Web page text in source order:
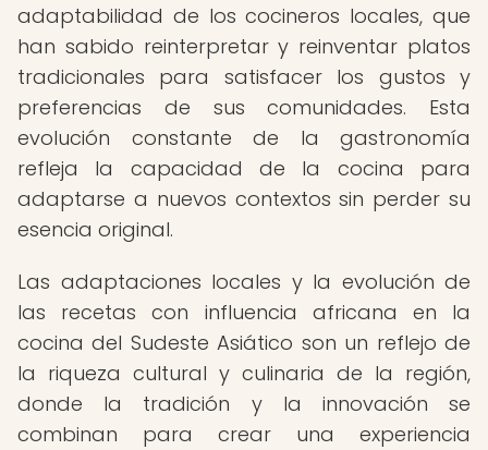
adaptabilidad de los cocineros locales, que
han sabido reinterpretar y reinventar platos
tradicionales para satisfacer los gustos y
preferencias de sus comunidades. Esta
evolución constante de la gastronomía
refleja la capacidad de la cocina para
adaptarse a nuevos contextos sin perder su
esencia original.
Las adaptaciones locales y la evolución de
las recetas con influencia africana en la
cocina del Sudeste Asiático son un reflejo de
la riqueza cultural y culinaria de la región,
donde la tradición y la innovación se
combinan para crear una experiencia